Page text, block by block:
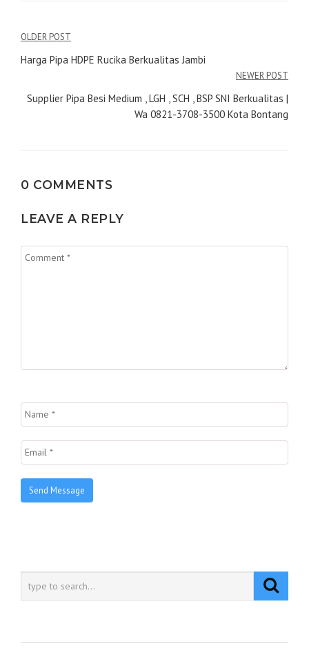
Navigasi
pos
OLDER POST
Harga Pipa HDPE Rucika Berkualitas Jambi
NEWER POST
Supplier Pipa Besi Medium , LGH , SCH , BSP SNI Berkualitas |
Wa 0821-3708-3500 Kota Bontang
0 COMMENTS
LEAVE A REPLY